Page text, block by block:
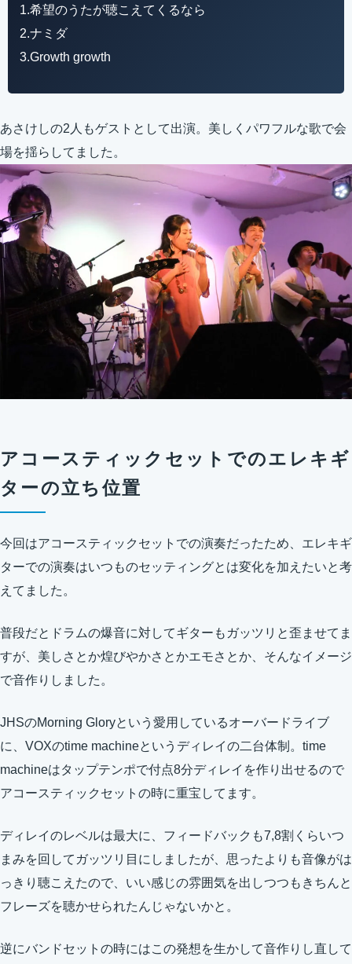
1.希望のうたが聴こえてくるなら
2.ナミダ
3.Growth growth
あさけしの2人もゲストとして出演。美しくパワフルな歌で会
場を揺らしてました。
アコースティックセットでのエレキギ
ターの立ち位置
今回はアコースティックセットでの演奏だったため、エレキギ
ターでの演奏はいつものセッティングとは変化を加えたいと考
えてました。
普段だとドラムの爆音に対してギターもガッツリと歪ませてま
すが、美しさとか煌びやかさとかエモさとか、そんなイメージ
で音作りしました。
JHSのMorning Gloryという愛用しているオーバードライブ
に、VOXのtime machineというディレイの二台体制。time
machineはタップテンポで付点8分ディレイを作り出せるので
アコースティックセットの時に重宝してます。
ディレイのレベルは最大に、フィードバックも7,8割くらいつ
まみを回してガッツリ目にしましたが、思ったよりも音像がは
っきり聴こえたので、いい感じの雰囲気を出しつつもきちんと
フレーズを聴かせられたんじゃないかと。
逆にバンドセットの時にはこの発想を生かして音作りし直して